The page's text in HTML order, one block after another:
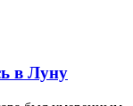
в Луну